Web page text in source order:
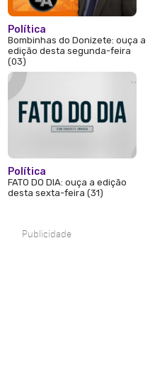
Política
Bombinhas do Donizete: ouça a
edição desta segunda-feira
(03)
Política
FATO DO DIA: ouça a edição
desta sexta-feira (31)
Publicidade